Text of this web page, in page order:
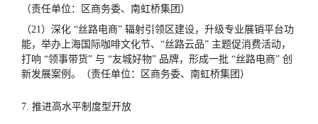
（责任单位：区商务委、南虹桥集团）
（21）深化 “丝路电商” 辐射引领区建设，升级专业展销平台功
能，举办上海国际咖啡文化节、“丝路云品” 主题促消费活动，
打响 “领事带货” 与 “友城好物” 品牌，形成一批 “丝路电商” 创
新发展案例。（责任单位：区商务委、南虹桥集团）
7. 推进高水平制度型开放